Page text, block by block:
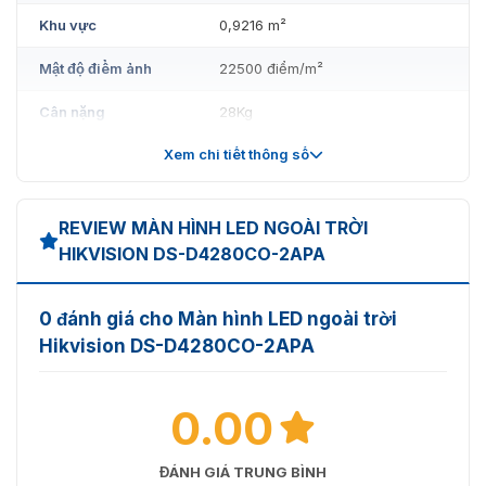
Khu vực 0,9216 m²
Mật độ điểm ảnh 22500 điểm/m²
Cân nặng 28Kg
Nhôm
Mức độ bảo vệ IP66
Đóng gói đèn 2727 (Đồng)
Xem chi tiết thông số
REVIEW MÀN HÌNH LED NGOÀI TRỜI
HIKVISION DS-D4280CO-2APA
0 đánh giá cho Màn hình LED ngoài trời
Hikvision DS-D4280CO-2APA
0.00
ĐÁNH GIÁ TRUNG BÌNH